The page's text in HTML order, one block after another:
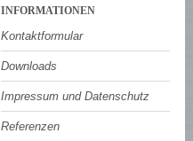
INFORMATIONEN
Kontaktformular
Downloads
Impressum und Datenschutz
Referenzen